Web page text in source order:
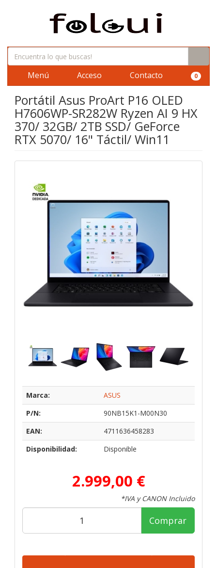
Menú Acceso Contacto 0
Portátil Asus ProArt P16 OLED
H7606WP-SR282W Ryzen AI 9 HX
370/ 32GB/ 2TB SSD/ GeForce
RTX 5070/ 16" Táctil/ Win11
Marca:
ASUS
P/N:
90NB15K1-M00N30
EAN:
4711636458283
Disponibilidad:
Disponible
2.999,00 €
*IVA y CANON Incluido
Comprar